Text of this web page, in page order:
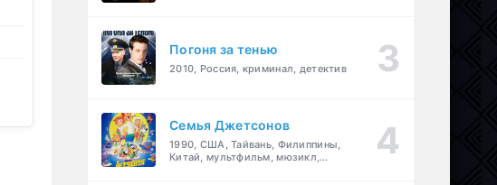
Погоня за тенью
2010, Россия, криминал, детектив
Семья Джетсонов
1990, США, Тайвань, Филиппины,
Китай, мультфильм, мюзикл,